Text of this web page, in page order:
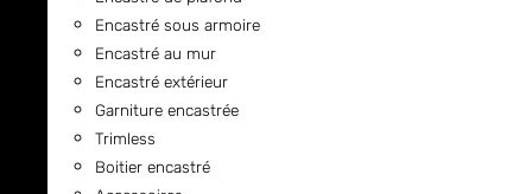
Encastré sous armoire
Encastré au mur
Encastré extérieur
Garniture encastrée
Trimless
Boitier encastré